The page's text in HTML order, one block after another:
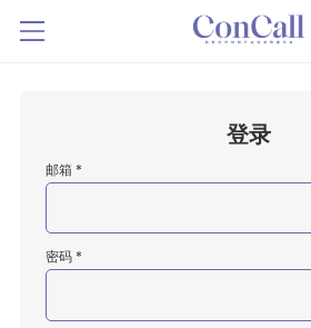
登录
邮箱 *
密码 *